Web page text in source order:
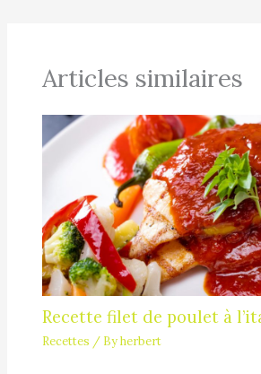
Articles similaires
Recette filet de poulet à
Recettes / Byherbert